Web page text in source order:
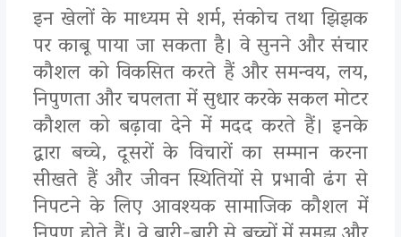
इन खेलों के माध्यम से शर्म, संकोच तथा झिझक
पर काबू पाया जा सकता है। वे सुनने और संचार
कौशल को विकसित करते हैं और समन्वय, लय,
निपुणता और चपलता में सुधार करके सकल मोटर
कौशल को बढ़ावा देने में मदद करते हैं। इनके
द्वारा बच्चे, दूसरों के विचारों का सम्मान करना
सीखते हैं और जीवन स्थितियों से प्रभावी ढंग से
निपटने के लिए आवश्यक सामाजिक कौशल में